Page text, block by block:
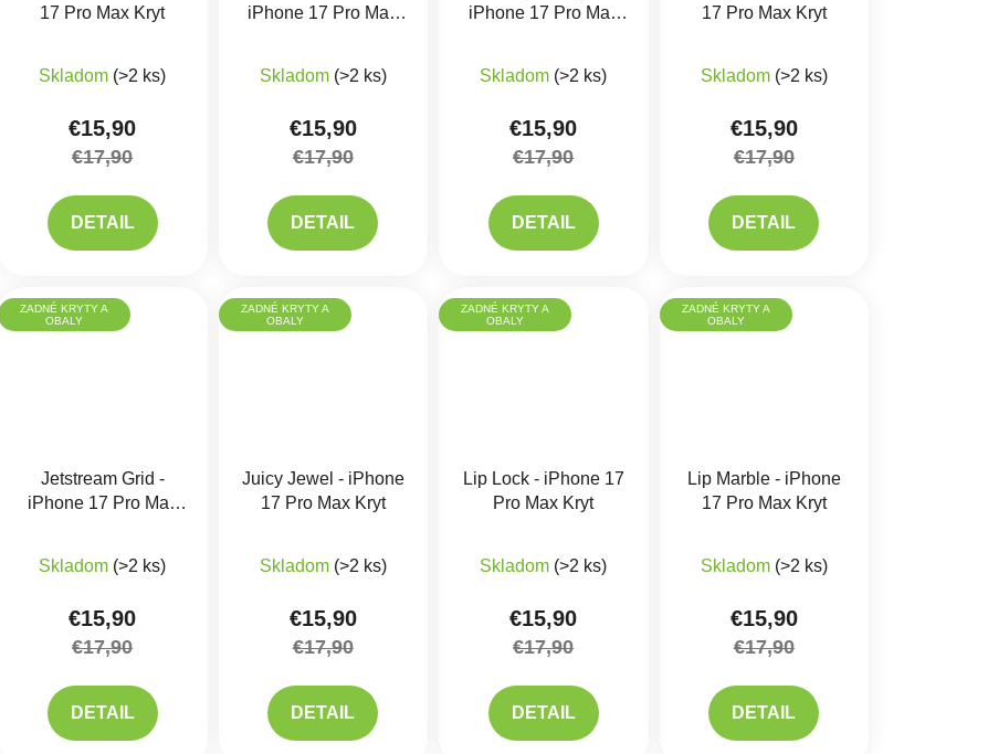
17 Pro Max Kryt
Skladom (>2 ks)
€15,90
€17,90
DETAIL
iPhone 17 Pro Max
Skladom (>2 ks)
€15,90
€17,90
DETAIL
iPhone 17 Pro Max
Skladom (>2 ks)
€15,90
€17,90
DETAIL
17 Pro Max Kryt
Skladom (>2 ks)
€15,90
€17,90
DETAIL
ZADNÉ KRYTY A
OBALY
Jetstream Grid -
iPhone 17 Pro Max
Skladom (>2 ks)
€15,90
€17,90
DETAIL
ZADNÉ KRYTY A
OBALY
Juicy Jewel - iPhone
17 Pro Max Kryt
Skladom (>2 ks)
€15,90
€17,90
DETAIL
ZADNÉ KRYTY A
OBALY
Lip Lock - iPhone 17
Pro Max Kryt
Skladom (>2 ks)
€15,90
€17,90
DETAIL
ZADNÉ KRYTY A
OBALY
Lip Marble - iPhone
17 Pro Max Kryt
Skladom (>2 ks)
€15,90
€17,90
DETAIL